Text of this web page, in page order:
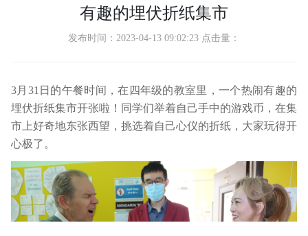
有趣的埋伏折纸集市
发布时间：2023-04-13 09:02:23 点击量：
3月31日的午餐时间，在四年级的教室里，一个热闹有趣的
埋伏折纸集市开张啦！同学们举着自己手中的游戏币，在集
市上好奇地东张西望，挑选着自己心仪的折纸，大家玩得开
心极了。